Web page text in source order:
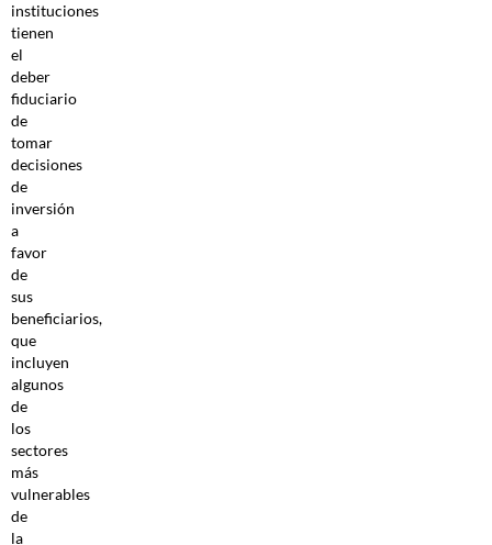
instituciones
tienen
el
deber
fiduciario
de
tomar
decisiones
de
inversión
a
favor
de
sus
beneficiarios,
que
incluyen
algunos
de
los
sectores
más
vulnerables
de
la